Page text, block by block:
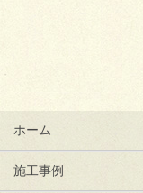
ホーム
施工事例